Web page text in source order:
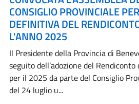
CONSIGLIO PROVINCIALE
DEFINITIVA DEL
L'ANNO 2025
Il Presidente della Provincia di
seguito dell’adozione del
per il 2025 da parte del Consiglio
del 24 luglio u...